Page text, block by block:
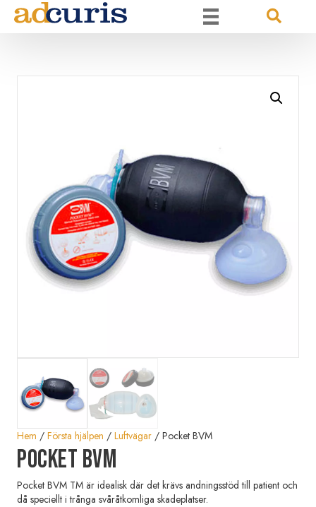
Hem / Första hjälpen / Luftvägar / Pocket BVM
Pocket BVM
Pocket BVM TM är idealisk där det krävs andningsstöd till patient och
då speciellt i trånga svåråtkomliga skadeplatser.